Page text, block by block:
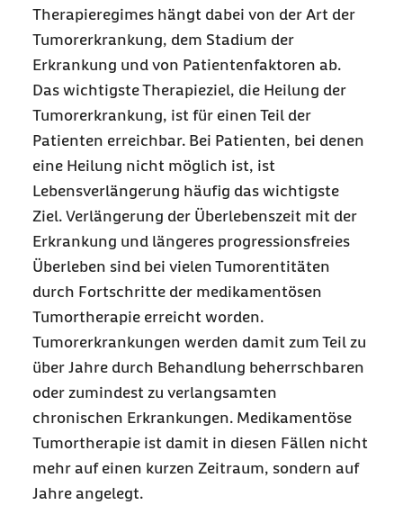
Therapieregimes hängt dabei von der Art der
Tumorerkrankung, dem Stadium der
Erkrankung und von Patientenfaktoren ab.
Das wichtigste Therapieziel, die Heilung der
Tumorerkrankung, ist für einen Teil der
Patienten erreichbar. Bei Patienten, bei denen
eine Heilung nicht möglich ist, ist
Lebensverlängerung häufig das wichtigste
Ziel. Verlängerung der Überlebenszeit mit der
Erkrankung und längeres progressionsfreies
Überleben sind bei vielen Tumorentitäten
durch Fortschritte der medikamentösen
Tumortherapie erreicht worden.
Tumorerkrankungen werden damit zum Teil zu
über Jahre durch Behandlung beherrschbaren
oder zumindest zu verlangsamten
chronischen Erkrankungen. Medikamentöse
Tumortherapie ist damit in diesen Fällen nicht
mehr auf einen kurzen Zeitraum, sondern auf
Jahre angelegt.